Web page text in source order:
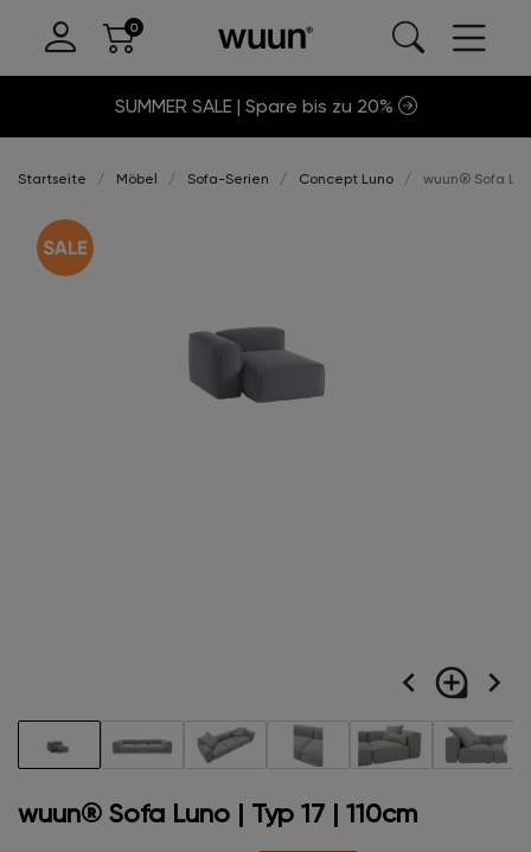
SUMMER SALE | Spare bis zu 20%
Startseite Möbel Sofa-Serien Concept Luno wuun® Sofa
navigate_before loupe navigate_next
wuun® Sofa Luno | Typ 17 | 110cm